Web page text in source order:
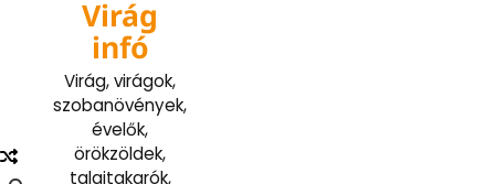
Virág
infó
Virág, virágok,
szobanövények,
évelők,
örökzöldek,
talajtakarók,